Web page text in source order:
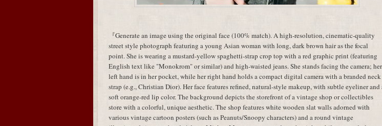
『Generate an image using the original face (100% match). A high-resolution, cinematic-quality
street style photograph featuring a young Asian woman with long, dark brown hair as the focal
point. She is wearing a mustard-yellow spaghetti-strap crop top with a red graphic print (featuring
English text like "Monokrom" or similar) and high-waisted jeans. She stands facing the camera; her
left hand is in her pocket, while her right hand holds a compact digital camera with a branded neck
strap (e.g., Christian Dior). Her face features refined, natural-style makeup, with subtle eyeliner and
soft orange-red lip color. The background depicts the storefront of a vintage shop or collectibles
store with a colorful, unique aesthetic. The shop features white wooden slat walls adorned with
various vintage cartoon posters (such as Peanuts/Snoopy characters) and a round vintage